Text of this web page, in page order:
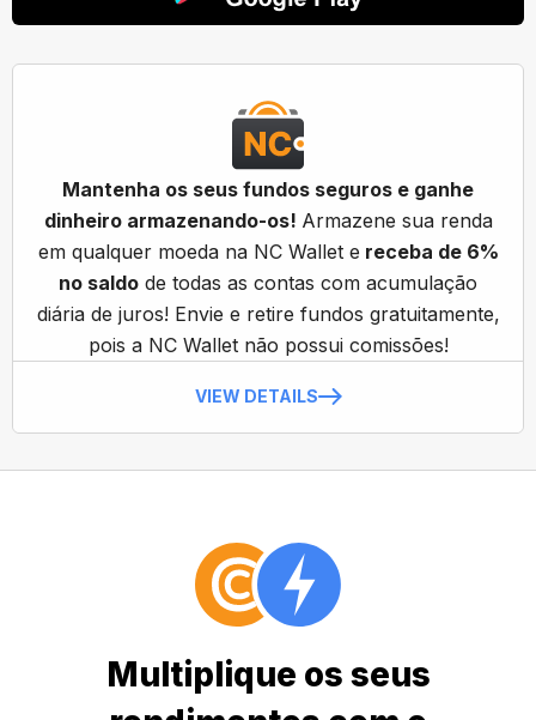
Mantenha os seus fundos seguros e ganhe
dinheiro armazenando-os! Armazene sua renda
em qualquer moeda na NC Wallet e receba de 6%
no saldo de todas as contas com acumulação
diária de juros! Envie e retire fundos gratuitamente,
pois a NC Wallet não possui comissões!
VIEW DETAILS
Multiplique os seus